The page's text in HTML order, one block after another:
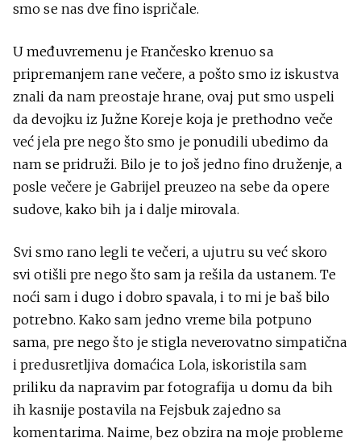
smo se nas dve fino ispričale.
U međuvremenu je Frančesko krenuo sa
pripremanjem rane večere, a pošto smo iz iskustva
znali da nam preostaje hrane, ovaj put smo uspeli
da devojku iz Južne Koreje koja je prethodno veče
već jela pre nego što smo je ponudili ubedimo da
nam se pridruži. Bilo je to još jedno fino druženje, a
posle večere je Gabrijel preuzeo na sebe da opere
sudove, kako bih ja i dalje mirovala.
Svi smo rano legli te večeri, a ujutru su već skoro
svi otišli pre nego što sam ja rešila da ustanem. Te
noći sam i dugo i dobro spavala, i to mi je baš bilo
potrebno. Kako sam jedno vreme bila potpuno
sama, pre nego što je stigla neverovatno simpatična
i predusretljiva domaćica Lola, iskoristila sam
priliku da napravim par fotografija u domu da bih
ih kasnije postavila na Fejsbuk zajedno sa
komentarima. Naime, bez obzira na moje probleme